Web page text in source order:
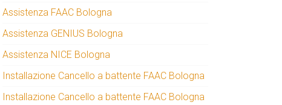
Assistenza FAAC Bologna
Assistenza GENIUS Bologna
Assistenza NICE Bologna
Installazione Cancello a battente FAAC Bologna
Installazione Cancello a battente FAAC Bologna